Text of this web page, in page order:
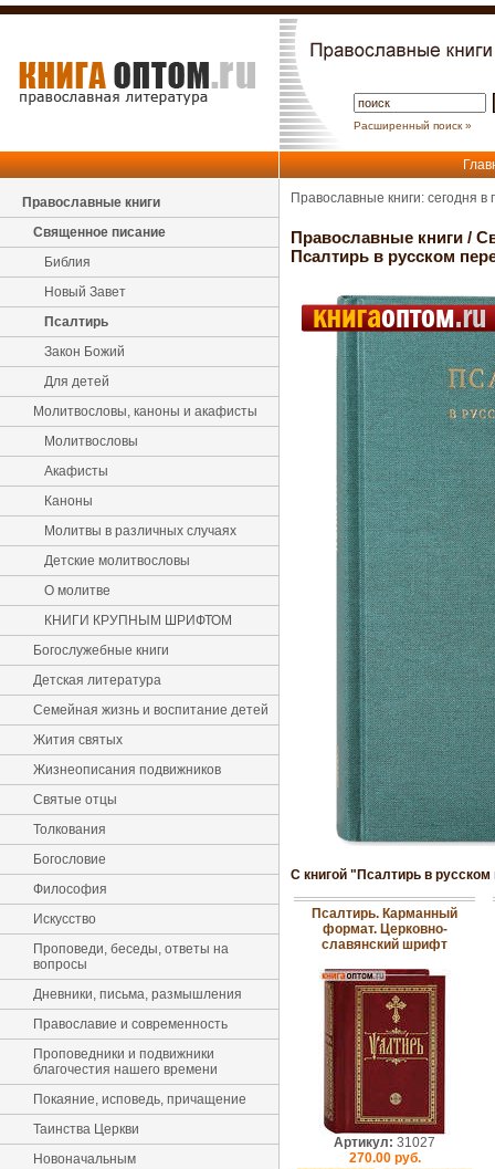
Расширенный поиск »
Православные книги
Священное писание
Библия
Новый Завет
Псалтирь
Закон Божий
Для детей
Молитвословы, каноны и акафисты
Молитвословы
Акафисты
Каноны
Молитвы в различных случаях
Детские молитвословы
О молитве
КНИГИ КРУПНЫМ ШРИФТОМ
Богослужебные книги
Детская литература
Семейная жизнь и воспитание детей
Жития святых
Жизнеописания подвижников
Святые отцы
Толкования
Богословие
Философия
Искусство
Проповеди, беседы, ответы на
вопросы
Дневники, письма, размышления
Православие и современность
Проповедники и подвижники
благочестия нашего времени
Покаяние, исповедь, причащение
Таинства Церкви
Новоначальным
Православные книги: сегодня
Православные книги /
Псалтирь в русском
С книгой "Псалтирь в
Псалтирь. Карманный
формат. Церковно-
славянский шрифт
Артикул: 31027
270.00 руб.